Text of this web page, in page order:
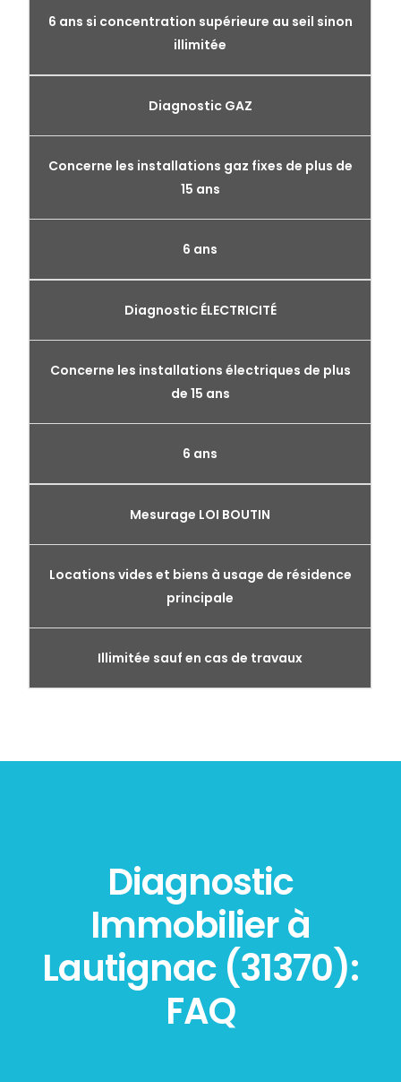
6 ans si concentration supérieure au seil sinon
illimitée
Diagnostic GAZ
Concerne les installations gaz fixes de plus de
15 ans
6 ans
Diagnostic ÉLECTRICITÉ
Concerne les installations électriques de plus
de 15 ans
6 ans
Mesurage LOI BOUTIN
Locations vides et biens à usage de résidence
principale
Illimitée sauf en cas de travaux
Diagnostic
Immobilier à
Lautignac (31370):
FAQ